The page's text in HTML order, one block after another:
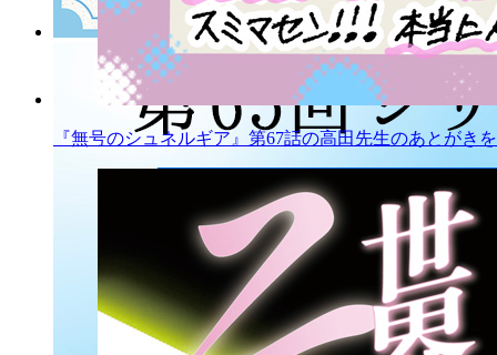
『無号のシュネルギア』第67話の高田先生のあとがき